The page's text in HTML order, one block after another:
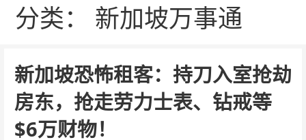
分类： 新加坡万事通
新加坡恐怖租客：持刀入室抢劫
房东，抢走劳力士表、钻戒等
$6万财物！